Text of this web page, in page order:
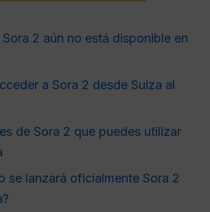
Sora 2 aún no está disponible en
a Sora 2 desde Suiza al
de Sora 2 que puedes utilizar
se lanzará oficialmente Sora 2